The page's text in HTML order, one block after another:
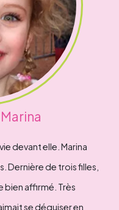
devant elle. Marina
Dernière de trois filles,
bien affirmé. Très
se déguiser en